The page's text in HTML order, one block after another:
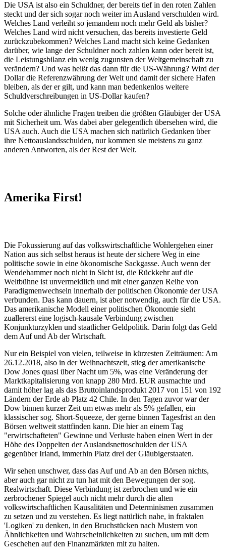
Die USA ist also ein Schuldner, der bereits tief in den roten Zahlen
steckt und der sich sogar noch weiter im Ausland verschulden wird.
Welches Land verleiht so jemandem noch mehr Geld als bisher?
Welches Land wird nicht versuchen, das bereits investierte Geld
zurückzubekommen? Welches Land macht sich keine Gedanken
darüber, wie lange der Schuldner noch zahlen kann oder bereit ist,
die Leistungsbilanz ein wenig zugunsten der Weltgemeinschaft zu
verändern? Und was heißt das dann für die US-Währung? Wird der
Dollar die Referenzwährung der Welt und damit der sichere Hafen
bleiben, als der er gilt, und kann man bedenkenlos weitere
Schuldverschreibungen in US-Dollar kaufen?
Solche oder ähnliche Fragen treiben die größten Gläubiger der USA
mit Sicherheit um. Was dabei aber gelegentlich übersehen wird, die
USA auch. Auch die USA machen sich natürlich Gedanken über
ihre Nettoauslandsschulden, nur kommen sie meistens zu ganz
anderen Antworten, als der Rest der Welt.
Amerika First!
Die Fokussierung auf das volkswirtschaftliche Wohlergehen einer
Nation aus sich selbst heraus ist heute der sichere Weg in eine
politische sowie in eine ökonomische Sackgasse. Auch wenn der
Wendehammer noch nicht in Sicht ist, die Rückkehr auf die
Weltbühne ist unvermeidlich und mit einer ganzen Reihe von
Paradigmenwechseln innerhalb der politischen Ökonomie der USA
verbunden. Das kann dauern, ist aber notwendig, auch für die USA.
Das amerikanische Modell einer politischen Ökonomie sieht
zuallererst eine logisch-kausale Verbindung zwischen
Konjunkturzyklen und staatlicher Geldpolitik. Darin folgt das Geld
dem Auf und Ab der Wirtschaft.
Nur ein Beispiel von vielen, teilweise in kürzesten Zeiträumen: Am
26.12.2018, also in der Weihnachtszeit, stieg der amerikanische
Dow Jones quasi über Nacht um 5%, was eine Veränderung der
Marktkapitalisierung von knapp 280 Mrd. EUR ausmachte und
damit höher lag als das Bruttoinlandsprodukt 2017 von 151 von 192
Ländern der Erde ab Platz 42 Chile. In den Tagen zuvor war der
Dow binnen kurzer Zeit um etwas mehr als 5% gefallen, ein
klassischer sog. Short-Squeeze, der gerne binnen Tagesfrist an den
Börsen weltweit stattfinden kann. Die hier an einem Tag
"erwirtschafteten" Gewinne und Verluste haben einen Wert in der
Höhe des Doppelten der Auslandsnettoschulden der USA
gegenüber Irland, immerhin Platz drei der Gläubigerstaaten.
Wir sehen unschwer, dass das Auf und Ab an den Börsen nichts,
aber auch gar nicht zu tun hat mit den Bewegungen der sog.
Realwirtschaft. Diese Verbindung ist zerbrochen und wie ein
zerbrochener Spiegel auch nicht mehr durch die alten
volkswirtschaftlichen Kausalitäten und Determinismen zusammen
zu setzen und zu verstehen. Es liegt natürlich nahe, in fraktalen
'Logiken' zu denken, in den Bruchstücken nach Mustern von
Ähnlichkeiten und Wahrscheinlichkeiten zu suchen, um mit dem
Geschehen auf den Finanzmärkten mit zu halten.